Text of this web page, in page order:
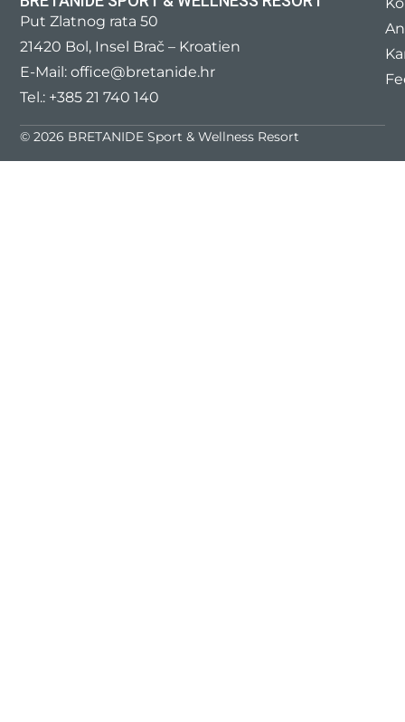
Put Zlatnog rata 50
21420 Bol, Insel Brač – Kroatien
E-Mail:office@bretanide.hr
Tel.: +385 21 740 140
© 2026 BRETANIDE Sport & Wellness Resort